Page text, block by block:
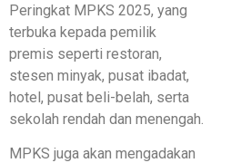
Peringkat MPKS 2025, yang
terbuka kepada pemilik
premis seperti restoran,
stesen minyak, pusat ibadat,
hotel, pusat beli-belah, serta
sekolah rendah dan menengah.
MPKS juga akan mengadakan